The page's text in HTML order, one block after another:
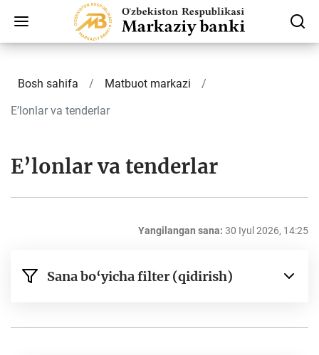
Bosh sahifa
Matbuot markazi
E’lonlar va tenderlar
E’lonlar va tenderlar
Yangilangan sana: 30 Iyul 2026, 14:25
Sana bo‘yicha filter (qidirish)